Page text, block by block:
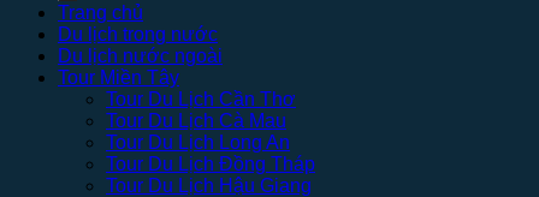
Trang chủ
Du lịch trong nước
Du lịch nước ngoài
Tour Miền Tây
Tour Du Lịch Cần Thơ
Tour Du Lịch Cà Mau
Tour Du Lịch Long An
Tour Du Lịch Đồng Tháp
Tour Du Lịch Hậu Giang